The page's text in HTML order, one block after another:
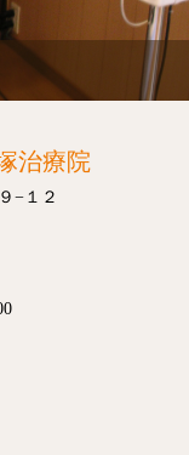
治療院
−１２